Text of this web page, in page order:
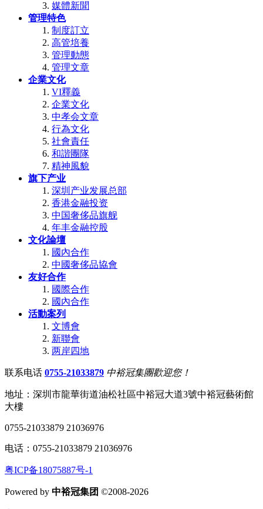
媒體新聞
管理特色
制度訂立
高管培養
管理動態
管理文章
企業文化
VI釋義
企業文化
中孝会文章
行為文化
社會責任
和諧團隊
精神風貌
旗下产业
深圳产业发展总部
香港金融投资
中国奢侈品旗舰
年丰金融控股
文化論壇
國內合作
中國奢侈品協會
友好合作
國際合作
國內合作
活動案列
文博會
新聯會
两岸四地
联系电话 0755-21033879 中裕冠集團歡迎您！
地址：深圳市龍華街道油松社區中裕冠大道3號中裕冠藝術館
大樓
0755-21033879 21036976
电话：0755-21033879 21036976
粤ICP备18075887号-1
Powered by 中裕冠集团 ©2008-2026